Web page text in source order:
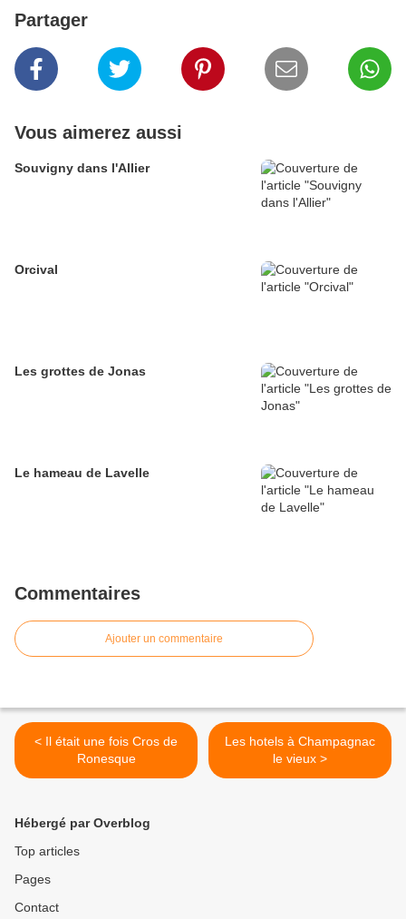
Partager
Vous aimerez aussi
Souvigny dans l'Allier
Orcival
Les grottes de Jonas
Le hameau de Lavelle
Commentaires
Ajouter un commentaire
< Il était une fois Cros de
Ronesque
Les hotels à Champagnac
le vieux >
Hébergé par Overblog
Top articles
Pages
Contact